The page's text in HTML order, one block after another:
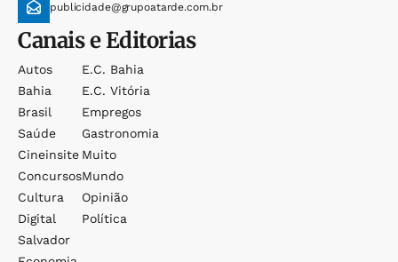
publicidade@grupoatarde.com.br
Canais e Editorias
Autos
Bahia
Brasil
Saúde
Cineinsite
Concursos
Cultura
Digital
Salvador
E.c. Bahia
E.c. Vitória
Empregos
Gastronomia
Muito
Mundo
Opinião
Política